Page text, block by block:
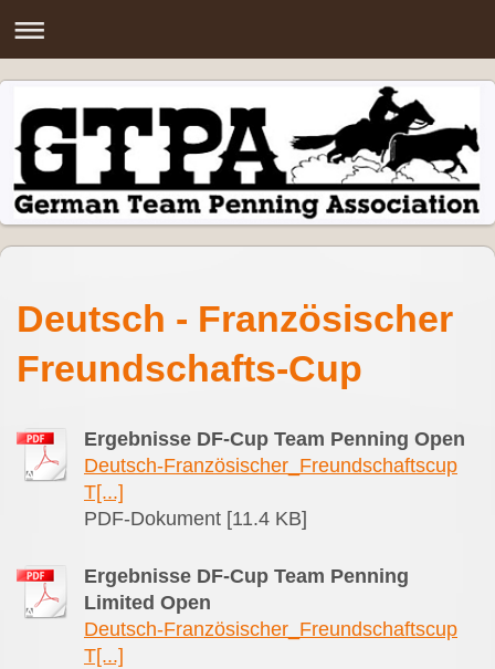
Deutsch - Französischer
Freundschafts-Cup
Ergebnisse DF-Cup Team Penning Open
Deutsch-Französischer_Freundschaftscup
T[...]
PDF-Dokument [11.4 KB]
Ergebnisse DF-Cup Team Penning
Limited Open
Deutsch-Französischer_Freundschaftscup
T[...]